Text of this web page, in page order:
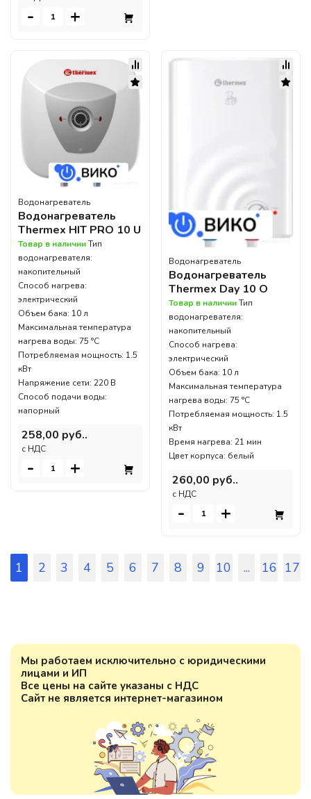
Мы работаем исключительно с юридическими
лицами и ИП
Все цены на сайте указаны с НДС
Сайт не является интернет-магазином
- +
Водонагреватель
Водонагреватель
Thermex HIT PRO 10 U
Товар в наличииТип
водонагревателя:
накопительный
Способ нагрева:
электрический
Объем бака: 10 л
Максимальная температура
нагрева воды: 75 °С
Потребляемая мощность: 1.5
кВт
Напряжение сети: 220 В
Способ подачи воды:
напорный
258,00 руб..
c НДС
- +
Водонагреватель
Водонагреватель
Thermex Day 10 O
Товар в наличииТип
водонагревателя:
накопительный
Способ нагрева:
электрический
Объем бака: 10 л
Максимальная температура
нагрева воды: 75 °С
Потребляемая мощность: 1.5
кВт
Время нагрева: 21 мин
Цвет корпуса: белый
260,00 руб..
c НДС
- +
1 2 3 4 5 6 7 8 9 10 ... 16 17